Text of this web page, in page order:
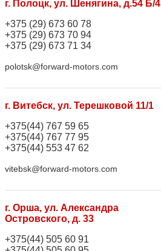
г. Полоцк, ул. Шенягина, д.54 Б/4
+375 (29) 673 60 78
+375 (29) 673 70 94
+375 (29) 673 71 34
polotsk@forward-motors.com
г. Витебск, ул. Терешковой 11/1
+375(44) 767 59 65
+375(44) 767 77 95
+375(44) 553 47 62
vitebsk@forward-motors.com
г. Орша, ул. Александра
Островского, д. 33
+375(44) 505 60 91